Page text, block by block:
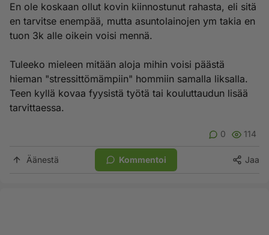
En ole koskaan ollut kovin kiinnostunut rahasta, eli sitä
en tarvitse enempää, mutta asuntolainojen ym takia en
tuon 3k alle oikein voisi mennä.
Tuleeko mieleen mitään aloja mihin voisi päästä
hieman "stressittömämpiin" hommiin samalla liksalla.
Teen kyllä kovaa fyysistä työtä tai kouluttaudun lisää
tarvittaessa.
0 114
Äänestä Kommentoi Jaa